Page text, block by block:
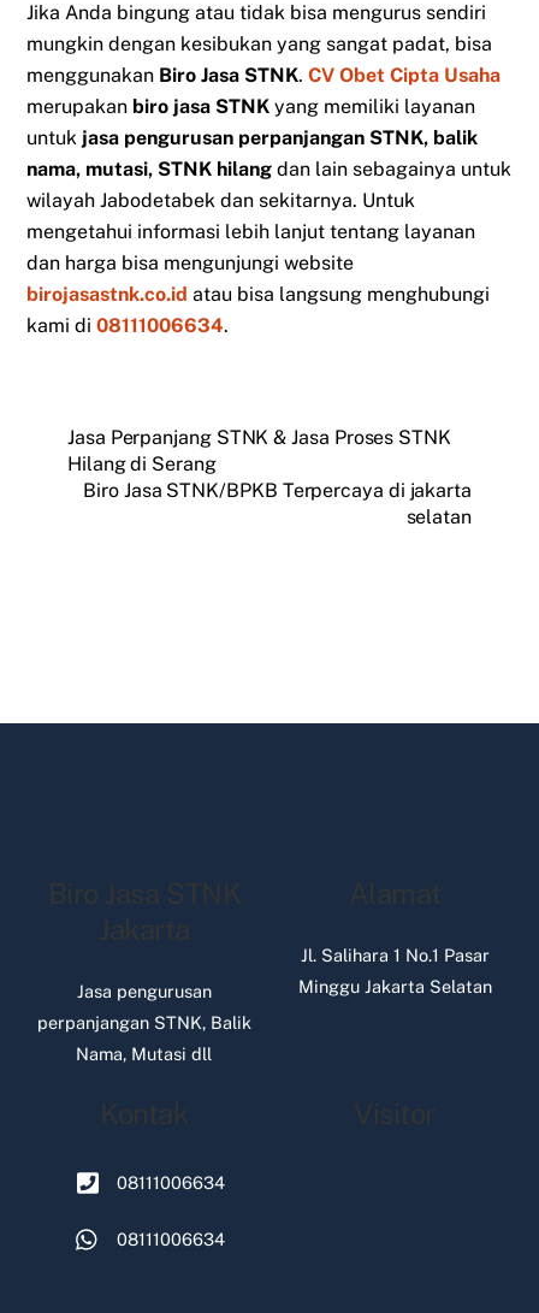
Jika Anda bingung atau tidak bisa mengurus sendiri
mungkin dengan kesibukan yang sangat padat, bisa
menggunakan Biro Jasa STNK.CV Obet Cipta Usaha
merupakan biro jasa STNK yang memiliki layanan
untuk jasa pengurusan perpanjangan STNK, balik
nama, mutasi, STNK hilangdan lain sebagainya untuk
wilayah Jabodetabek dan sekitarnya. Untuk
mengetahui informasi lebih lanjut tentang layanan
dan harga bisa mengunjungi website
birojasastnk.co.id atau bisa langsung menghubungi
kami di08111006634.
Jasa Perpanjang STNK & Jasa Proses STNK
Hilang di Serang
Biro Jasa STNK/BPKB Terpercaya di jakarta
selatan
Biro Jasa STNK
Jakarta
Jasa pengurusan
perpanjangan STNK, Balik
Nama, Mutasi dll
Alamat
Jl. Salihara 1 No.1 Pasar
Minggu Jakarta Selatan
Kontak
08111006634
08111006634
Visitor